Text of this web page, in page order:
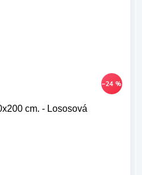
–24 %
cm. - Lososová